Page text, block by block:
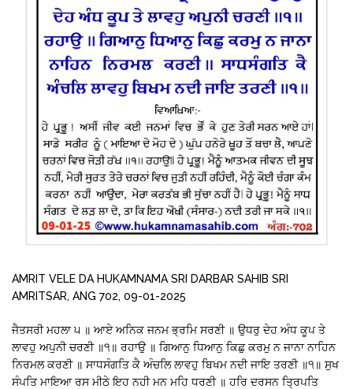
AMRIT VELE DA HUKAMNAMA SRI DARBAR SAHIB SRI
AMRITSAR, ANG 702, 09-01-2025
ਜੈਤਸਰੀ ਮਹਲਾ ੫ ॥ ਆਏ ਅਨਿਕ ਜਨਮ ਭ੍ਰਮਿ ਸਰਣੀ ॥ ਉਧਰੁ ਦੇਹ ਅੰਧ ਕੂਪ ਤੇ
ਲਾਵਹੁ ਅਪੁਨੀ ਚਰਣੀ ॥੧॥ ਰਹਾਉ ॥ ਗਿਆਨੁ ਧਿਆਨੁ ਕਿਛੁ ਕਰਮੁ ਨ ਜਾਨਾ ਨਾਹਿਨ
ਨਿਰਮਲ ਕਰਣੀ ॥ ਸਾਧਸੰਗਤਿ ਕੈ ਅੰਚਲਿ ਲਾਵਹੁ ਬਿਖਮ ਨਦੀ ਜਾਇ ਤਰਣੀ ॥੧॥ ਸੁਖ
ਸੰਪਤਿ ਮਾਇਆ ਰਸ ਮੀਠੇ ਇਹ ਨਹੀ ਮਨ ਮਹਿ ਧਰਣੀ ॥ ਹਰਿ ਦਰਸਨ ਤ੍ਰਿਪਤਿ